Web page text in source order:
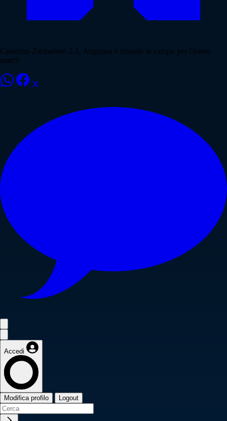
Camerun-Zimbabwe 2-1, Anguissa è rimasto in campo per l'intero
match
Accedi
Modifica profilo Logout